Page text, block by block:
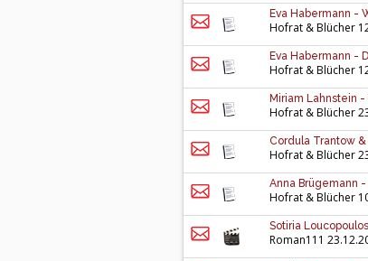
Eva Habermann -
Hofrat & Blücher
Eva Habermann -
Hofrat & Blücher
Miriam Lahnstein
Hofrat & Blücher
Cordula Trantow
Hofrat & Blücher
Anna Brügemann
Hofrat & Blücher
Sotiria
Roman111